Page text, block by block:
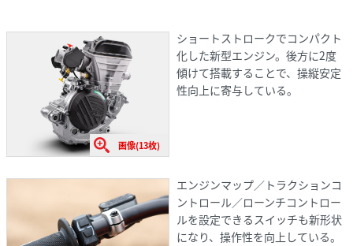
画像(13枚)
ショートストロークでコンパクト
化した新型エンジン。後方に2度
傾けて搭載することで、操縦安定
性向上に寄与している。
エンジンマップ／トラクションコ
ントロール／ローンチコントロー
ルを設定できるスイッチも新形状
になり、操作性を向上している。